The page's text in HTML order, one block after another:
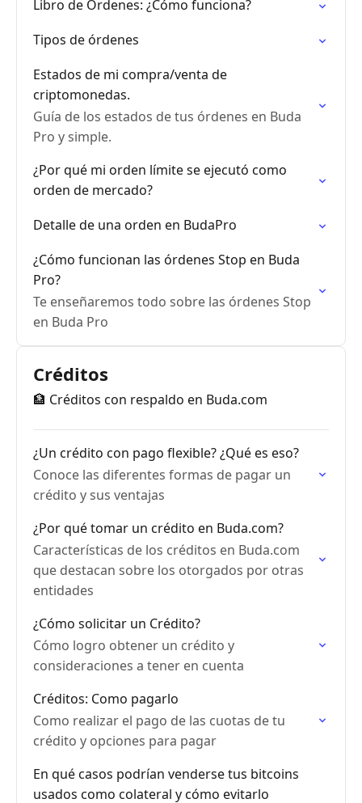
Libro de Órdenes: ¿Cómo funciona?
Tipos de órdenes
Estados de mi compra/venta de
criptomonedas.
Guía de los estados de tus órdenes en Buda
Pro y simple.
¿Por qué mi orden límite se ejecutó como
orden de mercado?
Detalle de una orden en BudaPro
¿Cómo funcionan las órdenes Stop en Buda
Pro?
Te enseñaremos todo sobre las órdenes Stop
en Buda Pro
Créditos
🏦 Créditos con respaldo en Buda.com
¿Un crédito con pago flexible? ¿Qué es eso?
Conoce las diferentes formas de pagar un
crédito y sus ventajas
¿Por qué tomar un crédito en Buda.com?
Características de los créditos en Buda.com
que destacan sobre los otorgados por otras
entidades
¿Cómo solicitar un Crédito?
Cómo logro obtener un crédito y
consideraciones a tener en cuenta
Créditos: Como pagarlo
Como realizar el pago de las cuotas de tu
crédito y opciones para pagar
En qué casos podrían venderse tus bitcoins
usados como colateral y cómo evitarlo